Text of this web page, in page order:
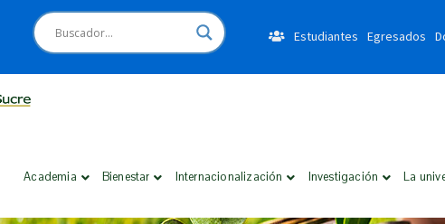
Estudiantes Egresados
Academia Bienestar Internacionalización Investigación La